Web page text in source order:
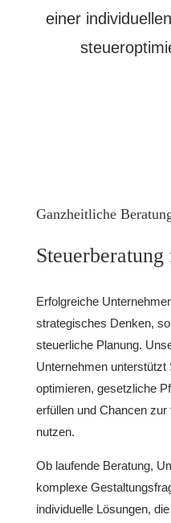
einer
Ganzheitliche
Erfolgreiche
strategisches Denken,
steuerliche Planung.
Unternehmen unterstützt
optimieren, gesetzliche
erfüllen und Chancen
nutzen.
Ob laufende Beratung,
komplexe
individuelle Lösungen,